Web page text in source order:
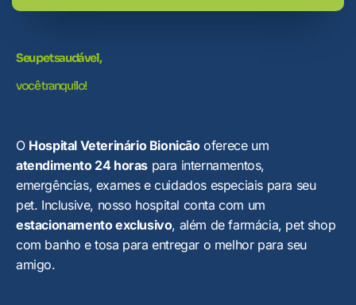
Seu pet saudável,
você tranquilo!
O Hospital Veterinário Bionicãooferece um
atendimento 24 horas para internamentos,
emergências, exames e cuidados especiais para seu
pet. Inclusive, nosso hospital conta com um
estacionamento exclusivo, além de farmácia, pet shop
com banho e tosa para entregar o melhor para seu
amigo.